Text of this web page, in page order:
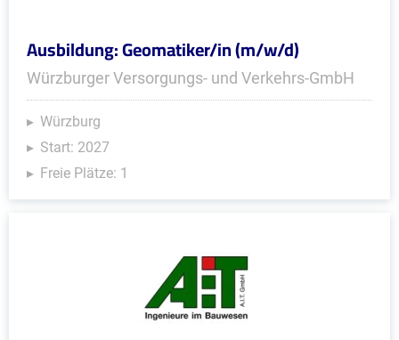
Ausbildung: Geomatiker/in (m/w/d)
Würzburger Versorgungs- und Verkehrs-GmbH
Würzburg
Start: 2027
Freie Plätze: 1